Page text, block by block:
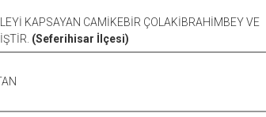
KAPSAYAN CAMİKEBİR ÇOLAKİBRAHİMBEY VE
(Seferihisar İlçesi)